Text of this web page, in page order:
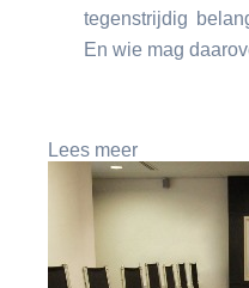
tegenstrijdig
En wie mag
Lees meer